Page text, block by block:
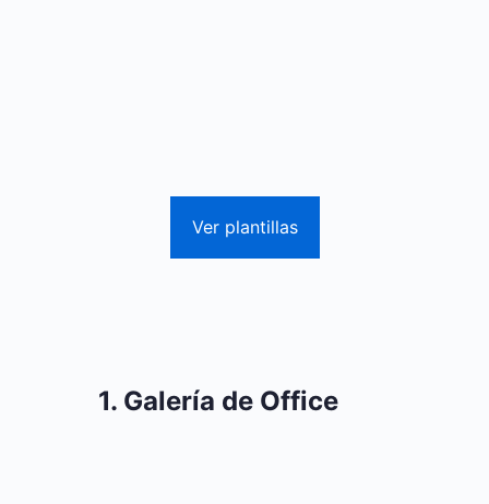
Ver plantillas
1. Galería de Office